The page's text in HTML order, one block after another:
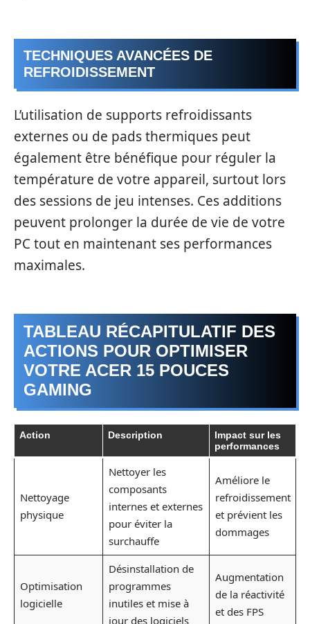
TECHNIQUES AVANCÉES DE
REFROIDISSEMENT
L’utilisation de supports refroidissants
externes ou de pads thermiques peut
également être bénéfique pour réguler la
température de votre appareil, surtout lors
des sessions de jeu intenses. Ces additions
peuvent prolonger la durée de vie de votre
PC tout en maintenant ses performances
maximales.
TABLEAU RÉCAPITULATIF DES
ACTIONS POUR OPTIMISER
VOTRE ACER 15 POUCES
GAMING
Action Description
Impact sur les
performances
Nettoyage
physique
Nettoyer les
composants
internes et externes
pour éviter la
surchauffe
Améliore le
refroidissement
et prévient les
dommages
Optimisation
logicielle
Désinstallation de
programmes
inutiles et mise à
jour des logiciels
Augmentation
de la réactivité
et des FPS